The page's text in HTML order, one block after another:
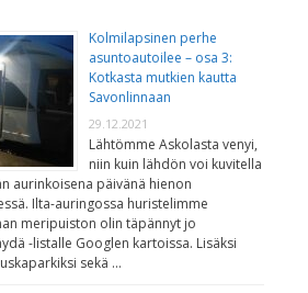
Kolmilapsinen perhe
asuntoautoilee – osa 3:
Kotkasta mutkien kautta
Savonlinnaan
29.12.2021
Lähtömme Askolasta venyi,
niin kuin lähdön voi kuvitella
aurinkoisena päivänä hienon
Ilta-auringossa huristelimme
meripuiston olin täpännyt jo
-listalle Googlen kartoissa. Lisäksi
sekä …